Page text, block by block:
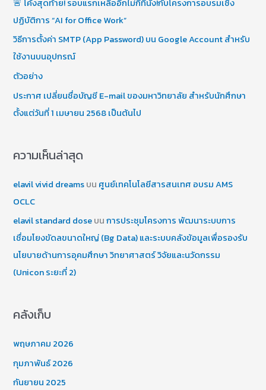
🚨 โค้งสุดท้าย! รอบแรกเหลืออีกไม่กี่ที่นั่ง!กับโครงการอบรมเชิง
ปฏิบัติการ “AI for Office Work”
วิธีการตั้งค่า SMTP (App Password) บน Google Account สำหรับ
ใช้งานบนอุปกรณ์
ตัวอย่าง
ประกาศ เปลี่ยนชื่อบัญชี E-mail ของมหาวิทยาลัย สำหรับนักศึกษา
ตั้งแต่วันที่ 1 เมษายน 2568 เป็นต้นไป
ความเห็นล่าสุด
elavil vivid dreamsบน ศูนย์เทคโนโลยีสารสนเทศ อบรม AMS
OCLC
elavil standard doseบนการประชุมโครงการ พัฒนาระบบการ
เชื่อมโยงขัดลขนาดใหญ่ (Bg Data) และระบบคลังข้อมูลเพื่อรองรับ
นโยบายด้านการอุคมศึกษา วิทยาศาสตร์ วิจัยและนวัดกรรม
(Unicon ระยะที่ 2)
คลังเก็บ
พฤษภาคม 2026
กุมภาพันธ์ 2026
กันยายน 2025